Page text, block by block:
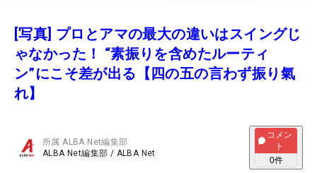
[写真] プロとアマの最大の違いはスイングじ
ゃなかった！ “素振りを含めたルーティ
ン”にこそ差が出る【四の五の言わず振り氣
れ】
所属ALBA Net編集部
ALBA Net編集部 / ALBA Net
コメン
ト
0件